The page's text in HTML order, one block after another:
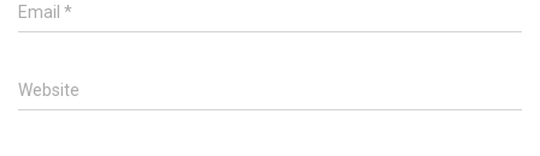
Email *
Website